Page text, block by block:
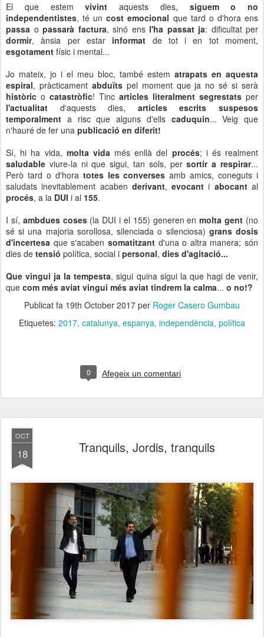
El que estemvivint aquests dies, siguem o no
independentistes, té uncost emocional que tard o d'hora ens
passa o passarà factura, sinó ens l'ha passat ja: dificultat per
dormir, ànsia per estar informat de tot i en tot moment,
esgotament físic i mental...
Jo mateix, jo i el meu bloc, també estem atrapats en aquesta
espiral, pràcticament abduïtspel moment que ja no sé si serà
històric o catastròfic! Tinc articles literalment segrestats per
l'actualitat d'aquests dies, articles escrits suspesos
temporalment a risc que alguns d'ellscaduquin... Veig que
n'hauré de fer una publicació en diferit!
Sí, hi ha vida, molta vidamés enllà del procés; i és realment
saludable viure-la ni que sigui, tan sols, persortir a respirar...
Però tard o d'hora totes les converses amb amics, coneguts i
saludats inevitablement acaben derivant, evocant i abocantal
procés, a la DUI i al 155.
I sí, ambdues coses(la DUI i el 155) generen enmolta gent (no
sé si una majoria sorollosa, silenciada o silenciosa) grans dosis
d'incertesa que s'acaben somatitzant d'una o altra manera; són
dies de tensió política, social i personal, dies d'agitació...
Que vingui ja la tempesta, sigui quina sigui la que hagi de venir,
que com més aviat vingui més aviat tindrem la calma... o no!?
Publicat fa 19th October 2017 per Roger Casero Gumbau
Etiquetes: 2017 catalunya espanya independència política
0 Afegeix un comentari
OCT
18 Tranquils, Jordis, tranquils